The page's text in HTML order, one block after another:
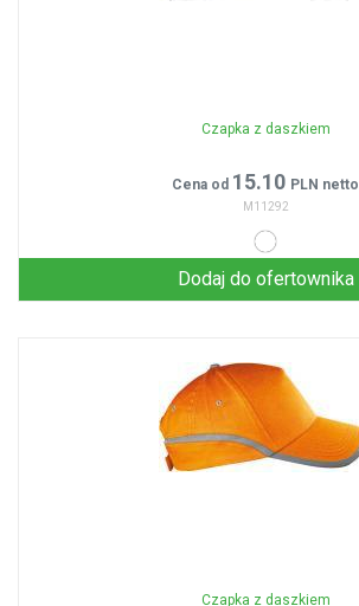
Czapka z daszkiem
Cena od 15.10 PLN netto
M11292
Dodaj do ofertownika
Czapka z daszkiem